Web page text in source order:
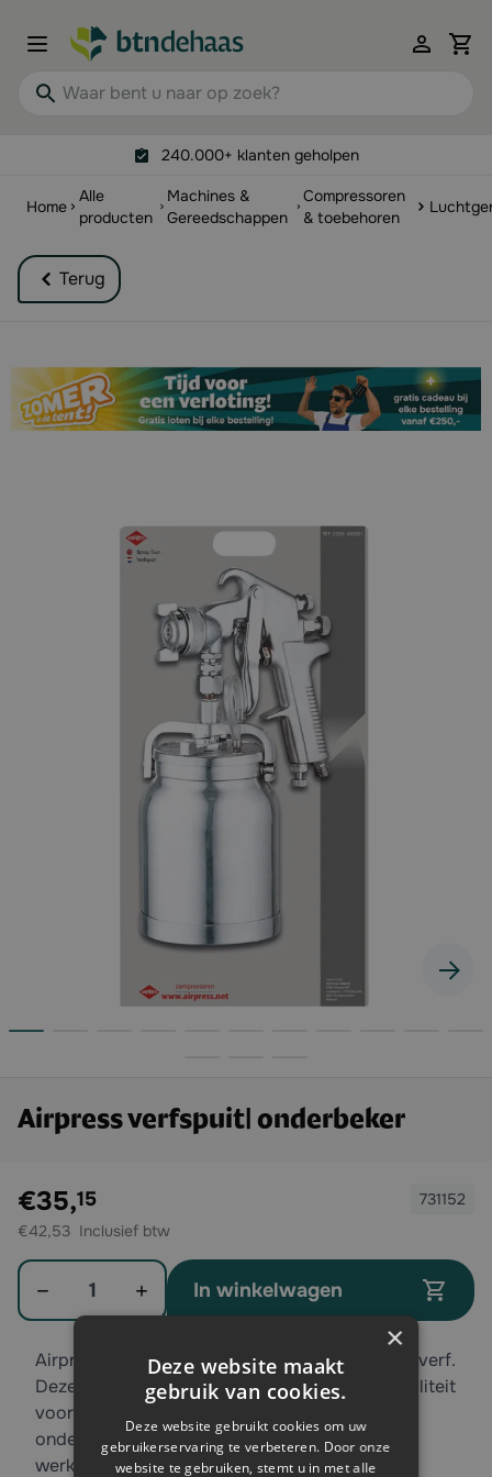
Waar bent u naar op zoek?
240.000+ klanten geholpen
Home
Alle
producten
Machines &
Gereedschappen
Compressoren
& toebehoren
Terug
Airpress verfspuit| onderbeker
Exclusief btw:
€35,15
€42,53
731152
Aantal
In winkelwagen
Airpress verfspuit voor eenvoudig werken met verf.
Deze metalen uitvoering is van zeer goede kwaliteit
voor werkzaamheden tot 6 bar, en door de
onderbeker heeft u veel controle over uw
werkzaamheden!
×
Deze website maakt
gebruik van cookies.
Deze website gebruikt cookies om uw
gebruikerservaring te verbeteren. Door onze
website te gebruiken, stemt u in met alle